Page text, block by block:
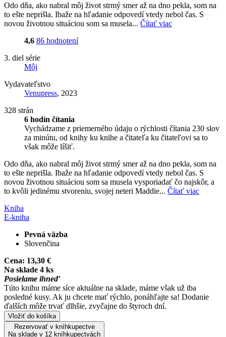
Odo dňa, ako nabral môj život strmý smer až na dno pekla, som na
to ešte neprišla. Ibaže na hľadanie odpovedí vtedy nebol čas. S
novou životnou situáciou som sa musela... Čítať viac
4,6 86 hodnotení
3. diel série
Môj
Vydavateľstvo
Venupress, 2023
328 strán
6 hodín čítania
Vychádzame z priemerného údaju o rýchlosti čítania 230 slov
za minútu, od knihy ku knihe a čitateľa ku čitateľovi sa to
však môže líšiť.
Odo dňa, ako nabral môj život strmý smer až na dno pekla, som na
to ešte neprišla. Ibaže na hľadanie odpovedí vtedy nebol čas. S
novou životnou situáciou som sa musela vysporiadať čo najskôr, a
to kvôli jedinému stvoreniu, svojej neteri Maddie... Čítať viac
Kniha
E-kniha
Pevná väzba
Slovenčina
Cena: 13,30 €
Na sklade 4 ks
Posielame ihneď
Túto knihu máme síce aktuálne na sklade, máme však už iba
posledné kusy. Ak ju chcete mať rýchlo, ponáhľajte sa! Dodanie
ďalších môže trvať dlhšie, zvyčajne do štyroch dní.
Vložiť do košíka
Rezervovať v kníhkupectve
Na sklade v 12 kníhkupectvách